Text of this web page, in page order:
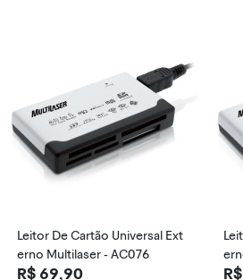
Leitor De Cartão Universal Ext
erno Multilaser - AC076
R$ 69,90